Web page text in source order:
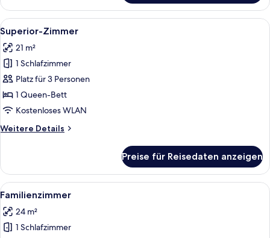
Zimmer
Alle
Fotos
für
Superior-
Zimmer
anzeigen
6
Superior-Zimmer
21 m²
1 Schlafzimmer
Platz für 3 Personen
1 Queen-Bett
Kostenloses WLAN
Weitere Details
Weitere
Zimmer
Preise für Reisedaten anzeigen
Alle
Fotos
für
Familienzimmer
7
Familienzimmer
24 m²
1 Schlafzimmer